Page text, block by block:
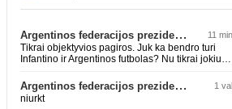
Argentinos federacijos prezidentas C. Tapia negailėjo pagyrų G. Infantino 11 min.
Tikrai objektyvios pagiros. Juk ka bendro turi
Infantino ir Argentinos futbolas? Nu tikrai jokiu
Argentinos federacijos prezidentas C. Tapia negailėjo pagyrų G. Infantino 1 val.
niurkt